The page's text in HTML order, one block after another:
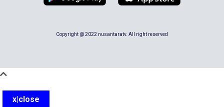
Copyright @ 2022 nusantaratv. All right reserved
x|close